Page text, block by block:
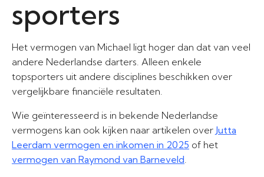
sporters
Het vermogen van Michael ligt hoger dan dat van veel
andere Nederlandse darters. Alleen enkele
topsporters uit andere disciplines beschikken over
vergelijkbare financiële resultaten.
Wie geïnteresseerd is in bekende Nederlandse
vermogens kan ook kijken naar artikelen over Jutta
Leerdam vermogen en inkomen in 2025 of het
vermogen van Raymond van Barneveld.